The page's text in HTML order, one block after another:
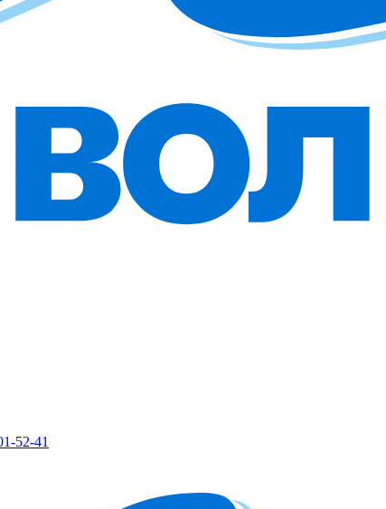
52-41